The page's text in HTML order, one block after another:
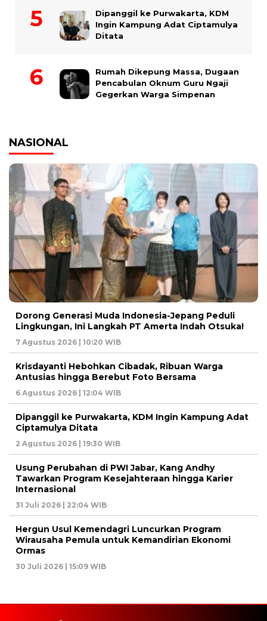
Dipanggil ke Purwakarta, KDM
Ingin Kampung Adat Ciptamulya
Ditata
Rumah Dikepung Massa, Dugaan
Pencabulan Oknum Guru Ngaji
Gegerkan Warga Simpenan
NASIONAL
Dorong Generasi Muda Indonesia-Jepang Peduli
Lingkungan, Ini Langkah PT Amerta Indah Otsuka!
7 Agustus 2026 | 10:20 WIB
Krisdayanti Hebohkan Cibadak, Ribuan Warga
Antusias hingga Berebut Foto Bersama
6 Agustus 2026 | 12:04 WIB
Dipanggil ke Purwakarta, KDM Ingin Kampung Adat
Ciptamulya Ditata
2 Agustus 2026 | 19:30 WIB
Usung Perubahan di PWI Jabar, Kang Andhy
Tawarkan Program Kesejahteraan hingga Karier
Internasional
31 Juli 2026 | 22:04 WIB
Hergun Usul Kemendagri Luncurkan Program
Wirausaha Pemula untuk Kemandirian Ekonomi
Ormas
30 Juli 2026 | 15:09 WIB